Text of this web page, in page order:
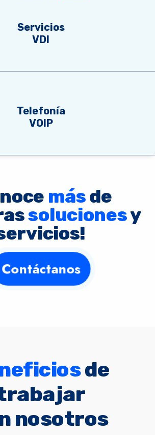
Servicios
VDI
Telefonía
VOIP
másde
solucionesy
Contáctanos
de
nosotros